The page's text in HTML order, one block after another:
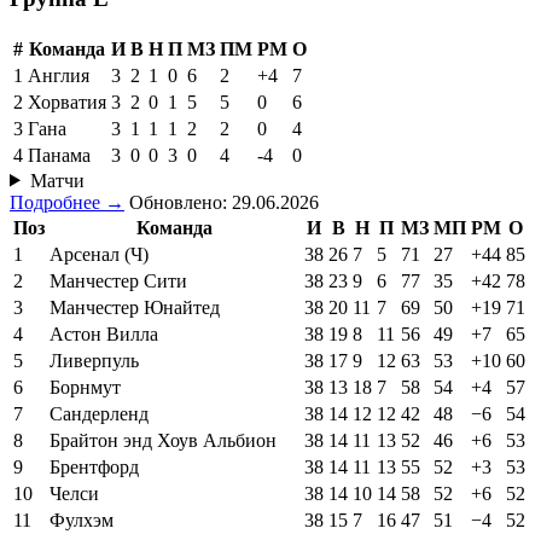
# Команда И В Н П МЗ ПМ РМ О
1 Англия 3 2 1 0 6 2 +4
7
2 Хорватия 3 2 0 1 5 5 0
6
3 Гана 3 1 1 1 2 2 0
4
4 Панама 3 0 0 3 0 4 -4
0
Матчи
Подробнее → Обновлено: 29.06.2026
Поз
Команда И В Н П МЗ МП РМ О
1
Арсенал (Ч) 38 26 7 5 71 27 +44 85
2
Манчестер Сити 38 23 9 6 77 35 +42 78
3
Манчестер Юнайтед 38 20 11 7 69 50 +19 71
4
Астон Вилла 38 19 8 11 56 49 +7
65
5
Ливерпуль 38 17 9 12 63 53 +10 60
6
Борнмут 38 13 18 7 58 54 +4
57
7
Сандерленд 38 14 12 12 42 48 −6
54
8
Брайтон энд Хоув Альбион 38 14 11 13 52 46 +6
53
9
Брентфорд 38 14 11 13 55 52 +3
53
10
Челси 38 14 10 14 58 52 +6
52
11
Фулхэм 38 15 7 16 47 51 −4
52